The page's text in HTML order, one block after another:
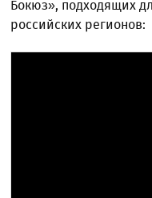
Бокюз», подходящих
российских регионов: